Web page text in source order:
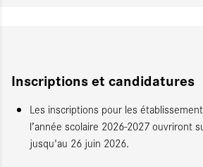
Inscriptions et candidatures
Les inscriptions pour les
l’année scolaire 2026-2027 ouvriront
jusqu'au 26 juin 2026.